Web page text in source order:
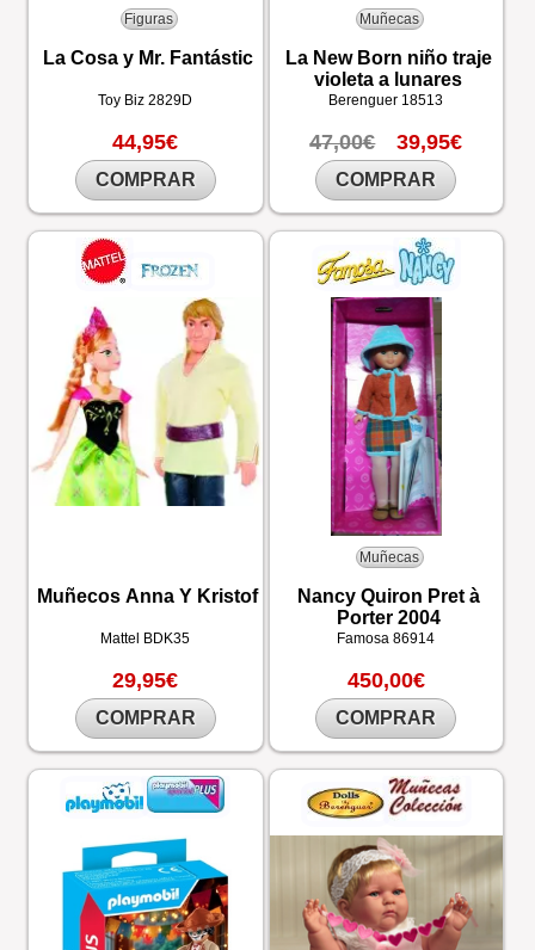
Figuras
La Cosa y Mr. Fantástic
Toy Biz2829D
44,95€
COMPRAR
Muñecas
La New Born niño traje
violeta a lunares
Berenguer 18513
47,00€ 39,95€
COMPRAR
Muñecos Anna Y Kristof
Mattel BDK35
29,95€
COMPRAR
Muñecas
Nancy Quiron Pret à
Porter 2004
Famosa86914
450,00€
COMPRAR